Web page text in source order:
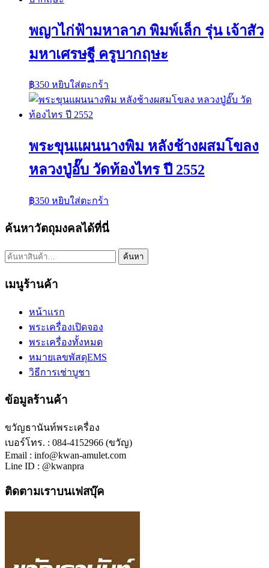
พญาไก่ฟ้ามหาลาภ พิมพ์เล็ก รุ่น เจ้าสัว
มหาเศรษฐี ครูบากฤษะ
฿350 หยิบใส่ตะกร้า
พระขุนแผนนางพิม หลังช้างผสมโขลง
หลวงปู่อั๊บ วัดท้องไทร ปี 2552
฿350 หยิบใส่ตะกร้า
ค้นหาวัตถุมงคลได้ที่นี่
ค้นหา: ค้นหา
เมนูร้านค้า
หน้าแรก
พระเครื่องเปิดจอง
พระเครื่องทั้งหมด
หมายเลขพัสดุEMS
วิธีการเช่าบูชา
ข้อมูลร้านค้า
ขวัญธานันท์พระเครื่อง
เบอร์โทร. : 084-4152966 (ขวัญ)
Email : info@kwan-amulet.com
Line ID : @kwanpra
ติดตามเราบนเฟสบุ๊ค